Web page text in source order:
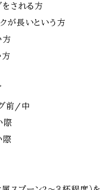
をされる方
が長いという方
方
方
グ前/中
際
際